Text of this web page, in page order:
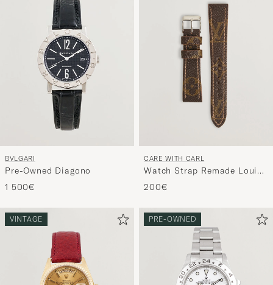
BVLGARI
Pre-Owned Diagono
1 500€
CARE WITH CARL
Watch Strap Remade Louis
Vuitton 20/16 mm
Monogram
200€
VINTAGE PRE-OWNED